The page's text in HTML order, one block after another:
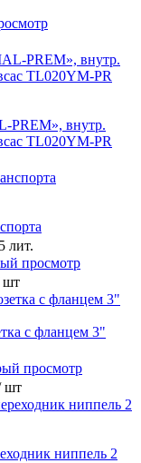
PREM», внутр.
TL020YM-PR
лит.
просмотр
шт
с фланцем 3"
просмотр
шт
ниппель 2